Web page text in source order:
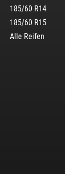
185/60 R14
185/60 R15
Alle Reifen